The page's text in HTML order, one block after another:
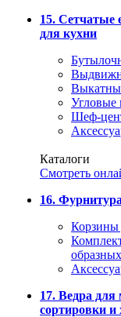
15. Сетчатые
для кухни
Угловые
Шеф-
Каталоги
Смотреть
16.
Корзины
17. Ведра для
сортировки и